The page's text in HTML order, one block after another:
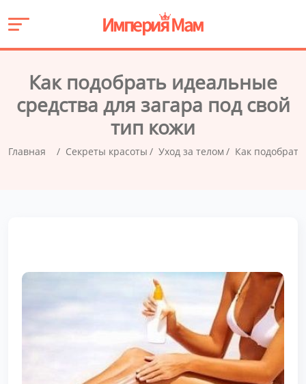
Как подобрать идеальные
средства для загара под свой
тип кожи
Главная Секреты красоты Уход за телом Как